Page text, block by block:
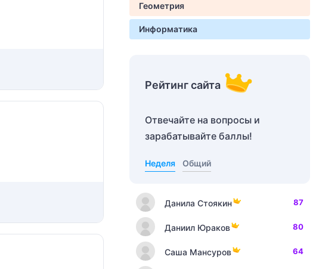
Геометрия
Информатика
Рейтинг сайта
Отвечайте на вопросы и
зарабатывайте баллы!
Неделя Общий
Данила Стоякин 87
Даниил Юраков 80
Саша Мансуров 64